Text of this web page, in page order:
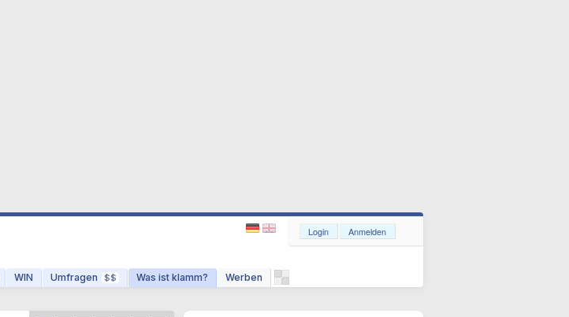
WIN Umfragen $$ Was ist klamm? Werben
Login Anmelden